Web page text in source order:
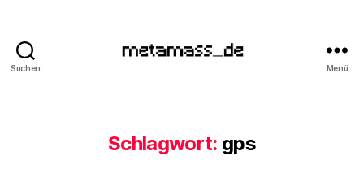
Suchen Menü
Schlagwort: gps